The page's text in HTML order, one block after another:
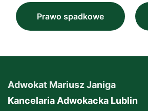
Prawo spadkowe
Adwokat Mariusz Janiga
Kancelaria Adwokacka Lublin